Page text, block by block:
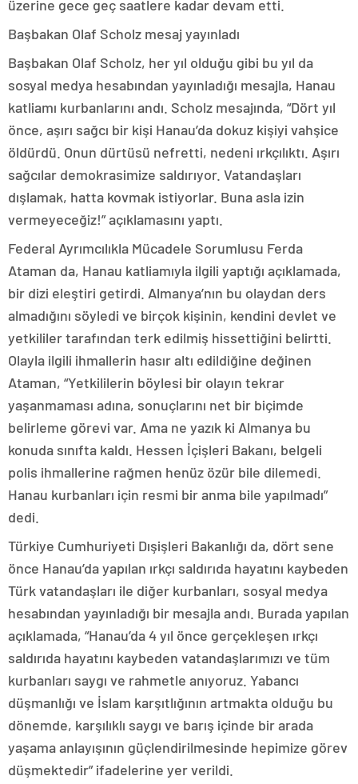
üzerine gece geç saatlere kadar devam etti.
Başbakan Olaf Scholz mesaj yayınladı
Başbakan Olaf Scholz, her yıl olduğu gibi bu yıl da
sosyal medya hesabından yayınladığı mesajla, Hanau
katliamı kurbanlarını andı. Scholz mesajında, “Dört yıl
önce, aşırı sağcı bir kişi Hanau’da dokuz kişiyi vahşice
öldürdü. Onun dürtüsü nefretti, nedeni ırkçılıktı. Aşırı
sağcılar demokrasimize saldırıyor. Vatandaşları
dışlamak, hatta kovmak istiyorlar. Buna asla izin
vermeyeceğiz!” açıklamasını yaptı.
Federal Ayrımcılıkla Mücadele Sorumlusu Ferda
Ataman da, Hanau katliamıyla ilgili yaptığı açıklamada,
bir dizi eleştiri getirdi. Almanya’nın bu olaydan ders
almadığını söyledi ve birçok kişinin, kendini devlet ve
yetkililer tarafından terk edilmiş hissettiğini belirtti.
Olayla ilgili ihmallerin hasır altı edildiğine değinen
Ataman, “Yetkililerin böylesi bir olayın tekrar
yaşanmaması adına, sonuçlarını net bir biçimde
belirleme görevi var. Ama ne yazık ki Almanya bu
konuda sınıfta kaldı. Hessen İçişleri Bakanı, belgeli
polis ihmallerine rağmen henüz özür bile dilemedi.
Hanau kurbanları için resmi bir anma bile yapılmadı”
dedi.
Türkiye Cumhuriyeti Dışişleri Bakanlığı da, dört sene
önce Hanau’da yapılan ırkçı saldırıda hayatını kaybeden
Türk vatandaşları ile diğer kurbanları, sosyal medya
hesabından yayınladığı bir mesajla andı. Burada yapılan
açıklamada, “Hanau’da 4 yıl önce gerçekleşen ırkçı
saldırıda hayatını kaybeden vatandaşlarımızı ve tüm
kurbanları saygı ve rahmetle anıyoruz. Yabancı
düşmanlığı ve İslam karşıtlığının artmakta olduğu bu
dönemde, karşılıklı saygı ve barış içinde bir arada
yaşama anlayışının güçlendirilmesinde hepimize görev
düşmektedir” ifadelerine yer verildi.